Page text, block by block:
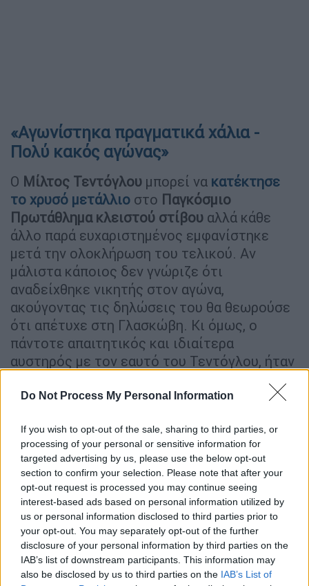
Do Not Process My Personal Information
If you wish to opt-out of the sale, sharing to third parties, or
processing of your personal or sensitive information for
targeted advertising by us, please use the below opt-out
section to confirm your selection. Please note that after your
opt-out request is processed you may continue seeing
interest-based ads based on personal information utilized by
us or personal information disclosed to third parties prior to
your opt-out. You may separately opt-out of the further
disclosure of your personal information by third parties on the
IAB’s list of downstream participants. This information may
also be disclosed by us to third parties on the IAB’s List of
«Αγωνίστηκα πραγματικά χάλια -
Πολύ κακός αγώνας»
Ο Μίλτος Τεντόγλου μπορεί να κατέκτησε
το χρυσό μετάλλιο στο Παγκόσμιο
Πρωτάθλημα κλειστού στίβου αλλά κάθε
άλλο παρά ευχαριστημένος εμφανίστηκε
μετά την ολοκλήρωση του τελικού. Αν
μάλιστα κάποιος δεν γνώριζε ότι
αναδείχθηκε νικητής στον αγώνα,
ακούγοντας τις δηλώσεις του θα θεωρούσε
ότι απέτυχε στη Γλασκώβη. Κι όμως, ο
πάντοτε απαιτητικός και ιδιαίτερα
αυστηρός με τον εαυτό του Τεντόγλου, ήταν
και πάλι αφοπλιστικός σε όσα είπε για τον
αγώνα που πραγματοποίησε το οποίο
«Ο αγώνας μου ήταν χάλια, ούτε στον
χειρότερό μου εχθρό να κάνει τελικό το
πρωί. Ό,τι χειρότερο! Πολύ δύσκολο, δεν
είχα καμία όρεξη πραγματικά. Προσπαθούσα
από μόνος μου να ενεργοποιηθώ.
Κουνιόμουν συνέχεια, έκανα καλό ζέσταμα.
Προσπαθούσα να κάνω ό,τι καλύτερο μπορώ
στα άλματά μου, αλλά δεν έβγαινε η επίδοση